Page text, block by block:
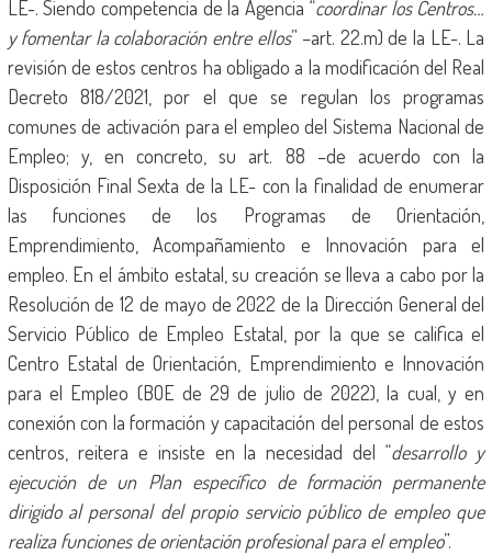
LE-. Siendo competencia de la Agencia “coordinar los Centros…
y fomentar la colaboración entre ellos” –art. 22.m) de la LE-. La
revisión de estos centros ha obligado a la modificación del Real
Decreto 818/2021, por el que se regulan los programas
comunes de activación para el empleo del Sistema Nacional de
Empleo; y, en concreto, su art. 88 –de acuerdo con la
Disposición Final Sexta de la LE- con la finalidad de enumerar
las funciones de los Programas de Orientación,
Emprendimiento, Acompañamiento e Innovación para el
empleo. En el ámbito estatal, su creación se lleva a cabo por la
Resolución de 12 de mayo de 2022 de la Dirección General del
Servicio Público de Empleo Estatal, por la que se califica el
Centro Estatal de Orientación, Emprendimiento e Innovación
para el Empleo (BOE de 29 de julio de 2022), la cual, y en
conexión con la formación y capacitación del personal de estos
centros, reitera e insiste en la necesidad del “desarrollo y
ejecución de un Plan específico de formación permanente
dirigido al personal del propio servicio público de empleo que
realiza funciones de orientación profesional para el empleo”.